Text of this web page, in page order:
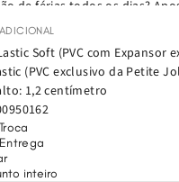
de férias todos os dias?
ele traz a tendência
cor só. Confortável e
a sua nova companhia do
all jeans, com rolê com os
Soft (PVC com Expansor
(PVC exclusivo da Petite
1,2 centímetro
inteiro